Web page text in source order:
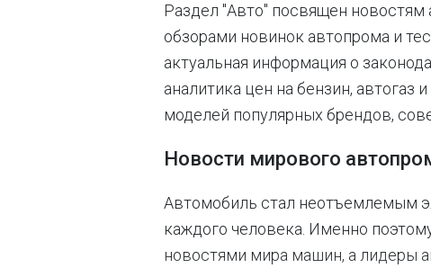
Раздел "Авто" посвящен
обзорами новинок автопрома и
актуальная информация о
аналитика цен на бензин, автогаз
моделей популярных брендов,
Новости мирового
Автомобиль стал неотъемлемым
каждого человека. Именно
новостями мира машин, а лидеры